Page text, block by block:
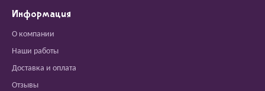
Информация
О компании
Наши работы
Доставка и оплата
Отзывы